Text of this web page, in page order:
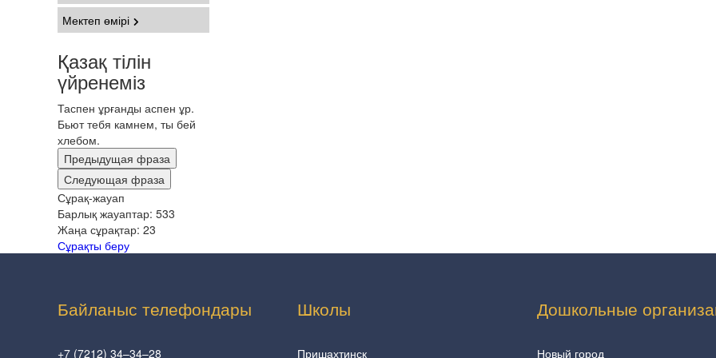
Мектеп өмірі
Қазақ тілін
үйренеміз
Таспен ұрғанды аспен ұр.
Бьют тебя камнем, ты бей
хлебом.
Предыдущая фраза
Следующая фраза
Сұрақ-жауап
Барлық жауаптар: 533
Жаңа сұрақтар: 23
Сұрақты беру
Байланыс телефондары
+7 (7212) 34–34–28
Школы
Пришахтинск
Дошкольные
Новый город